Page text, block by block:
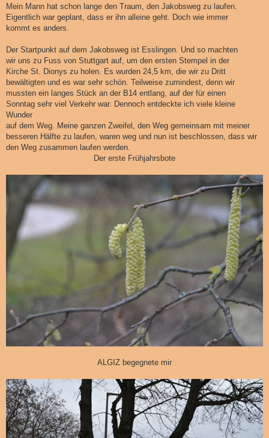
i
r
a
Mein Mann hat schon lange den Traum, den Jakobsweg zu laufen.
Eigentlich war geplant, dass er ihn alleine geht. Doch wie immer
kommt es anders.
Der Startpunkt auf dem Jakobsweg ist Esslingen. Und so machten
wir uns zu Fuss von Stuttgart auf, um den ersten Stempel in der
Kirche St. Dionys zu holen. Es wurden 24,5 km, die wir zu Dritt
bewältigten und es war sehr schön. Teilweise zumindest, denn wir
mussten ein langes Stück an der B14 entlang, auf der für einen
Sonntag sehr viel Verkehr war. Dennoch entdeckte ich viele kleine
Wunder
auf dem Weg. Meine ganzen Zweifel, den Weg gemeinsam mit meiner
besseren Hälfte zu laufen, waren weg und nun ist beschlossen, dass wir
den Weg zusammen laufen werden.
Der erste Frühjahrsbote
ALGIZ begegnete mir